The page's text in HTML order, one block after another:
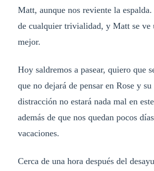
Matt, aunque nos reviente la
de cualquier trivialidad, y Matt se ve
mejor.
Hoy saldremos a pasear, quiero que
que no dejará de pensar en Rose y
distracción no estará nada mal en
además de que nos quedan pocos
vacaciones.
Cerca de una hora después del